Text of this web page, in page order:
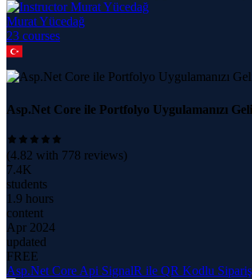
Murat Yücedağ
23 courses
Asp.Net Core ile Portfolyo Uygulamanızı
(4.82 with 778 reviews)
7.4K
students
1.9 hours
content
Apr 2024
updated
FREE
Asp.Net Core Api SignalR ile QR Kodlu